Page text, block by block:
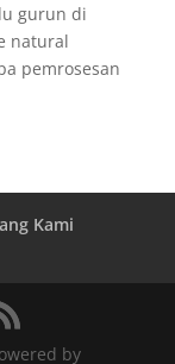
gurun di
natural
pemrosesan
Kami
by